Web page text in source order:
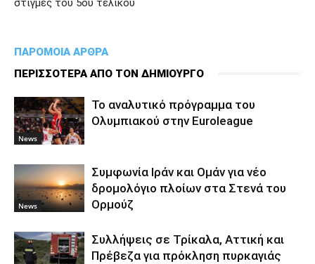
ΠΑΡΟΜΟΙΑ ΑΡΘΡΑ
ΠΕΡΙΣΣΟΤΕΡΑ ΑΠΟ ΤΟΝ ΔΗΜΙΟΥΡΓΟ
News
To αναλυτικό πρόγραμμα του
Ολυμπιακού στην Euroleague
News
Συμφωνία Ιράν και Ομάν για νέο
δρομολόγιο πλοίων στα Στενά του
Ορμούζ
Συλλήψεις σε Τρίκαλα, Αττική και
Πρέβεζα για πρόκληση πυρκαγιάς